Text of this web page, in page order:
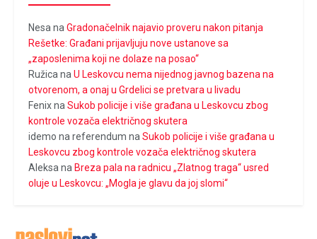
Nesa na Gradonačelnik najavio proveru nakon pitanja
Rešetke: Građani prijavljuju nove ustanove sa
„zaposlenima koji ne dolaze na posao“
Ružica na U Leskovcu nema nijednog javnog bazena na
otvorenom, a onaj u Grdelici se pretvara u livadu
Fenixna Sukob policije i više građana u Leskovcu zbog
kontrole vozača električnog skutera
idemo na referendum na Sukob policije i više građana u
Leskovcu zbog kontrole vozača električnog skutera
Aleksa na Breza pala na radnicu „Zlatnog traga“ usred
oluje u Leskovcu: „Mogla je glavu da joj slomi“